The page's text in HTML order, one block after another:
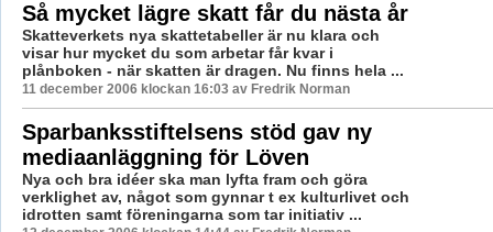
Så mycket lägre skatt får du nästa år
Skatteverkets nya skattetabeller är nu klara och
visar hur mycket du som arbetar får kvar i
plånboken - när skatten är dragen. Nu finns hela ...
11 december 2006 klockan 16:03 av Fredrik Norman
Sparbanksstiftelsens stöd gav ny
mediaanläggning för Löven
Nya och bra idéer ska man lyfta fram och göra
verklighet av, något som gynnar t ex kulturlivet och
idrotten samt föreningarna som tar initiativ ...